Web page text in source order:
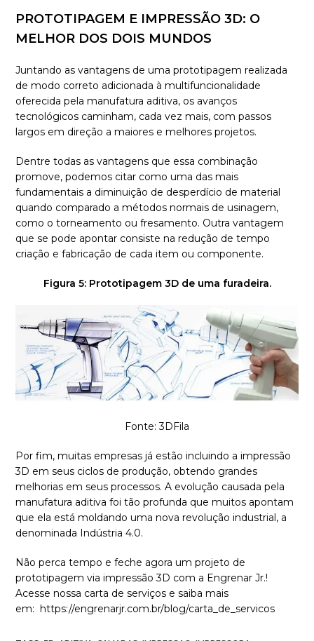
PROTOTIPAGEM E IMPRESSÃO 3D: O
MELHOR DOS DOIS MUNDOS
Juntando as vantagens de uma prototipagem realizada
de modo correto adicionada à multifuncionalidade
oferecida pela manufatura aditiva, os avanços
tecnológicos caminham, cada vez mais, com passos
largos em direção a maiores e melhores projetos.
Dentre todas as vantagens que essa combinação
promove, podemos citar como uma das mais
fundamentais a diminuição de desperdício de material
quando comparado a métodos normais de usinagem,
como o torneamento ou fresamento. Outra vantagem
que se pode apontar consiste na redução de tempo
criação e fabricação de cada item ou componente.
Figura 5: Prototipagem 3D de uma furadeira.
Fonte: 3DFila
Por fim, muitas empresas já estão incluindo a impressão
3D em seus ciclos de produção, obtendo grandes
melhorias em seus processos. A evolução causada pela
manufatura aditiva foi tão profunda que muitos apontam
que ela está moldando uma nova revolução industrial, a
denominada Indústria 4.0.
Não perca tempo e feche agora um projeto de
prototipagem via impressão 3D com a Engrenar Jr.!
Acesse nossa carta de serviços e saiba mais
em: https://engrenarjr.com.br/blog/carta_de_servicos